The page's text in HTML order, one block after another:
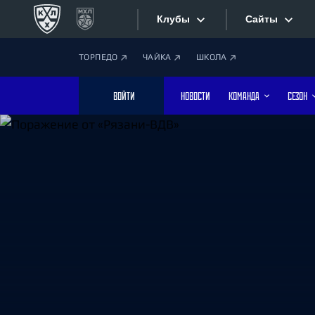
Клубы
Дивизион Боброва
Лада
Сайты
ТОРПЕДО ЧАЙКА ШКОЛА
ВОЙТИ НОВОСТИ КОМАНДА СЕЗОН